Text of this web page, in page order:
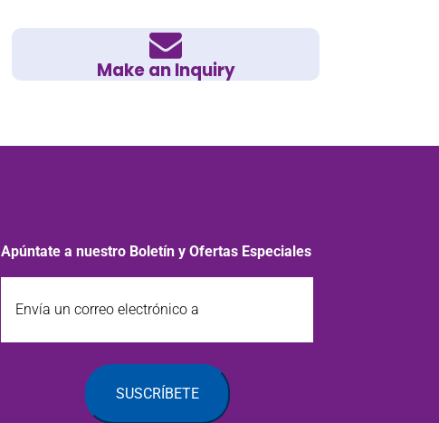
Make an Inquiry
Apúntate a nuestro Boletín y Ofertas Especiales
un